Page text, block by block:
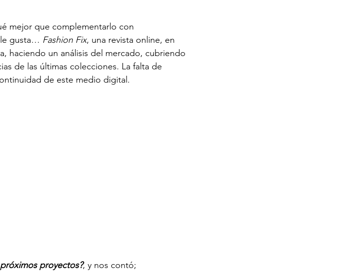
mejor que complementarlo con
gusta… Fashion Fix, una revista online, en
haciendo un análisis del mercado, cubriendo
de las últimas colecciones. La falta de
de este medio digital.
proyectos?, y nos contó;